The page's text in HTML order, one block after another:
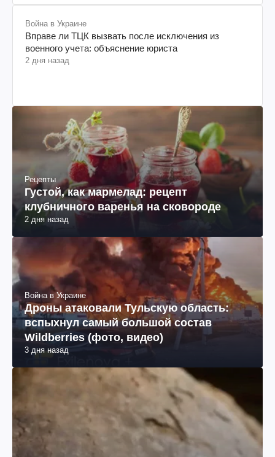
Война в Украине
Вправе ли ТЦК вызвать после исключения из
военного учета: объяснение юриста
2 дня назад
Рецепты
Густой, как мармелад: рецепт
клубничного варенья на сковороде
2 дня назад
Война в Украине
Дроны атаковали Тульскую область:
вспыхнул самый большой состав
Wildberries (фото, видео)
3 дня назад